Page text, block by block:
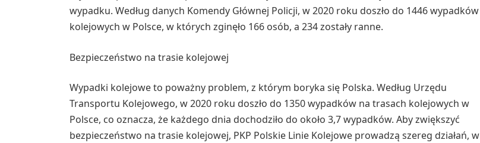
wypadku. Według danych Komendy Głównej Policji, w 2020 roku doszło do 1446 wypadków
kolejowych w Polsce, w których zginęło 166 osób, a 234 zostały ranne.
Bezpieczeństwo na trasie kolejowej
Wypadki kolejowe to poważny problem, z którym boryka się Polska. Według Urzędu
Transportu Kolejowego, w 2020 roku doszło do 1350 wypadków na trasach kolejowych w
Polsce, co oznacza, że każdego dnia dochodziło do około 3,7 wypadków. Aby zwiększyć
bezpieczeństwo na trasie kolejowej, PKP Polskie Linie Kolejowe prowadzą szereg działań, w